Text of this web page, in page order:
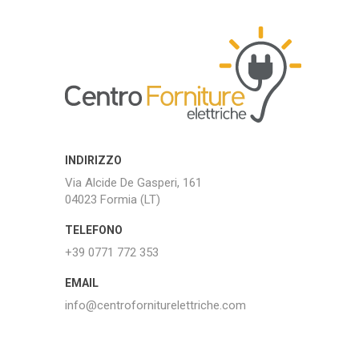
INDIRIZZO
Via Alcide De Gasperi, 161
04023 Formia (LT)
TELEFONO
+39 0771 772 353
EMAIL
info@centroforniturelettriche.com